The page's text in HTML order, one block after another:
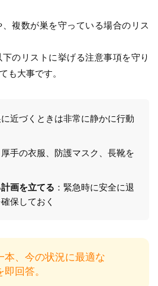
複数が巣を守っている場合のリス
のリストに挙げる注意事項を守り
も大事です。
に近づくときは非常に静かに行動
厚手の衣服、防護マスク、長靴を
画を立てる ：緊急時に安全に退
保しておく
本、今の状況に最適な
回答。